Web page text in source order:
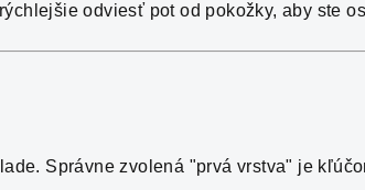
odviesť pot od pokožky, aby ste
Správne zvolená "prvá vrstva" je